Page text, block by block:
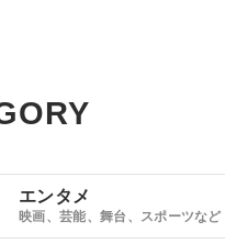
エンタメ
映画、芸能、舞台、スポーツなど